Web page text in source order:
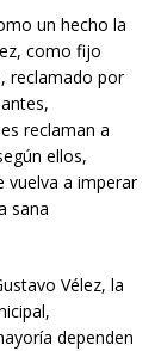
un hecho la
como fijo
reclamado por
reclaman a
ellos,
vuelva a imperar
sana
Vélez, la
dependen